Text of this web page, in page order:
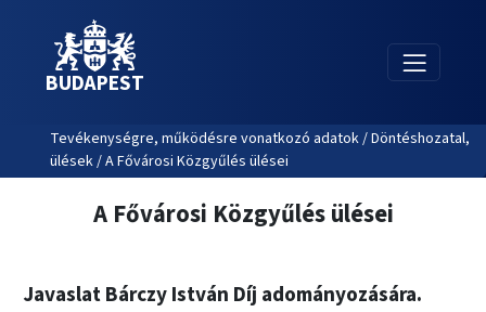
BUDAPEST
Tevékenységre, működésre vonatkozó adatok / Döntéshozatal,
ülések / A Fővárosi Közgyűlés ülései
A Fővárosi Közgyűlés ülései
Javaslat Bárczy István Díj adományozására.